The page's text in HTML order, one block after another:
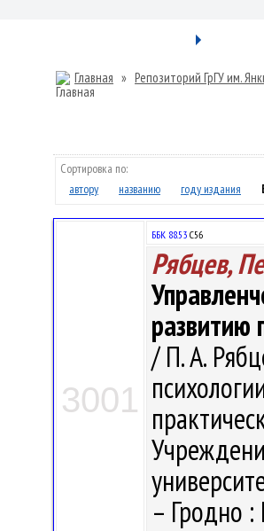
Главная » Репозиторий ГрГУ им.
Сортировка по:
автору
названию году издания
3001
ББК 88.53 С56
Рябцев,
развитию
/ П. А.
– Гродно :